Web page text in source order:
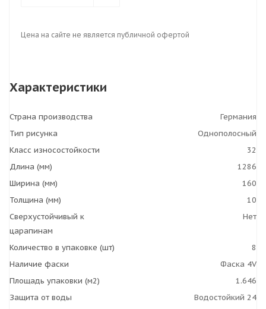
Цена на сайте не является публичной офертой
Характеристики
Страна производства
Германия
Тип рисунка
Однополосный
Класс износостойкости
32
Длина (мм)
1286
Ширина (мм)
160
Толщина (мм)
10
Сверхустойчивый к
царапинам
Нет
Количество в упаковке (шт)
8
Наличие фаски
Фаска 4V
Площадь упаковки (м2)
1.646
Защита от воды
Водостойкий 24